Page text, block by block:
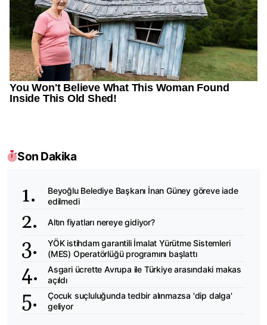
Son Dakika
Beyoğlu Belediye Başkanı İnan Güney göreve iade
edilmedi
Altın fiyatları nereye gidiyor?
YÖK istihdam garantili İmalat Yürütme Sistemleri
(MES) Operatörlüğü programını başlattı
Asgari ücrette Avrupa ile Türkiye arasındaki makas
açıldı
Çocuk suçluluğunda tedbir alınmazsa 'dip dalga'
geliyor